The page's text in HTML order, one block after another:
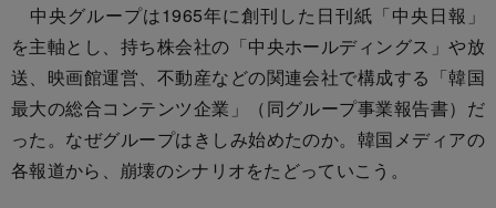
中央グループは1965年に創刊した日刊紙「中央日報」
を主軸とし、持ち株会社の「中央ホールディングス」や放
送、映画館運営、不動産などの関連会社で構成する「韓国
最大の総合コンテンツ企業」（同グループ事業報告書）だ
った。なぜグループはきしみ始めたのか。韓国メディアの
各報道から、崩壊のシナリオをたどっていこう。